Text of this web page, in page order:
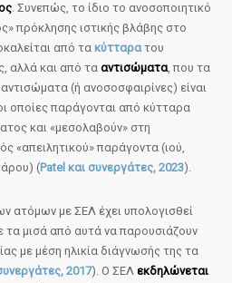
. Συνεπώς, το ίδιο το ανοσοποιητικό
πρόκλησης ιστικής βλάβης στο
από τακύτταρατου
αλλά και από τααντισώματα, που τα
(ή ανοσοσφαιρίνες) είναι
οποίες παράγονται από κύτταρα
και «μεσολαβούν» στη
«απειλητικού» παράγοντα (ιού,
(Patel και συνεργάτες, 2023).
ατόμων με ΣΕΛ έχει υπολογισθεί
τα μισά από αυτά να παρουσιάζουν
με μέση ηλικία διάγνωσής της τα
2017). Ο ΣΕΛεκδηλώνεται